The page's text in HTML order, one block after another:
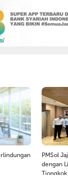
PMSol
dengan
Tiongkok